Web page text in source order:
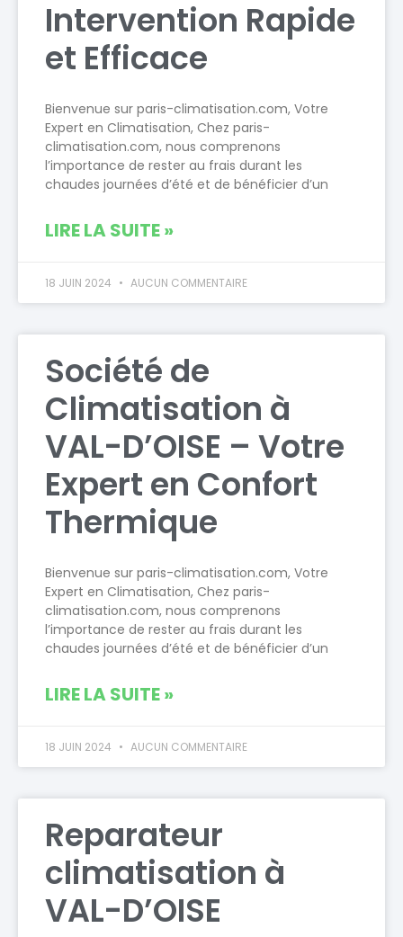
Intervention Rapide
et Efficace
Bienvenue sur paris-climatisation.com, Votre
Expert en Climatisation, Chez paris-
climatisation.com, nous comprenons
l’importance de rester au frais durant les
chaudes journées d’été et de bénéficier d’un
LIRE LA SUITE »
18 JUIN 2024 AUCUN COMMENTAIRE
Société de
Climatisation à
VAL-D’OISE – Votre
Expert en Confort
Thermique
Bienvenue sur paris-climatisation.com, Votre
Expert en Climatisation, Chez paris-
climatisation.com, nous comprenons
l’importance de rester au frais durant les
chaudes journées d’été et de bénéficier d’un
LIRE LA SUITE »
18 JUIN 2024 AUCUN COMMENTAIRE
Reparateur
climatisation à
VAL-D’OISE